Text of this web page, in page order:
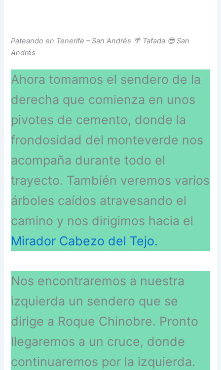
Pateando en Tenerife – San Andrés 🌴 Tafada 😎 San
Andrés
Ahora tomamos el sendero de la
derecha que comienza en unos
pivotes de cemento, donde la
frondosidad del monteverde nos
acompaña durante todo el
trayecto. También veremos varios
árboles caídos atravesando el
camino y nos dirigimos hacia el
Mirador Cabezo del Tejo.
Nos encontraremos a nuestra
izquierda un sendero que se
dirige a Roque Chinobre. Pronto
llegaremos a un cruce, donde
continuaremos por la izquierda.